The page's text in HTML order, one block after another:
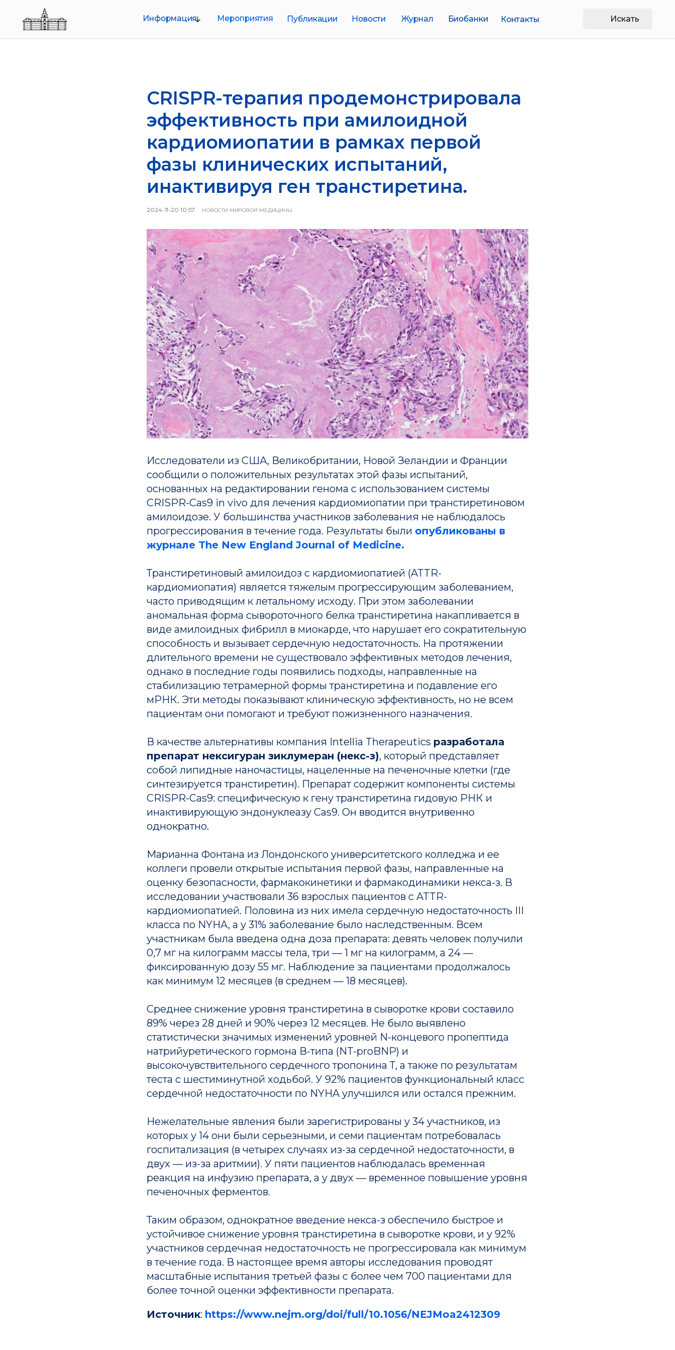
Информация Мероприятия Публикации Новости Журнал Контакты
Биобанки
CRISPR-терапия продемонстрировала
эффективность при амилоидной
кардиомиопатии в рамках первой
фазы клинических испытаний,
инактивируя ген транстиретина.
2024-11-20 10:57 НОВОСТИ МИРОВОЙ МЕДИЦИНЫ
Исследователи из США, Великобритании, Новой Зеландии и Франции
сообщили о положительных результатах этой фазы испытаний,
основанных на редактировании генома с использованием системы
CRISPR-Cas9 in vivo для лечения кардиомиопатии при транстиретиновом
амилоидозе. У большинства участников заболевания не наблюдалось
прогрессирования в течение года. Результаты были опубликованы в
журнале The New England Journal of Medicine.
Транстиретиновый амилоидоз с кардиомиопатией (ATTR-
кардиомиопатия) является тяжелым прогрессирующим заболеванием,
часто приводящим к летальному исходу. При этом заболевании
аномальная форма сывороточного белка транстиретина накапливается в
виде амилоидных фибрилл в миокарде, что нарушает его сократительную
способность и вызывает сердечную недостаточность. На протяжении
длительного времени не существовало эффективных методов лечения,
однако в последние годы появились подходы, направленные на
стабилизацию тетрамерной формы транстиретина и подавление его
мРНК. Эти методы показывают клиническую эффективность, но не всем
пациентам они помогают и требуют пожизненного назначения.
В качестве альтернативы компания Intellia Therapeutics разработала
препарат нексигуран зиклумеран (некс-з), который представляет
собой липидные наночастицы, нацеленные на печеночные клетки (где
синтезируется транстиретин). Препарат содержит компоненты системы
CRISPR-Cas9: специфическую к гену транстиретина гидовую РНК и
инактивирующую эндонуклеазу Cas9. Он вводится внутривенно
однократно.
Марианна Фонтана из Лондонского университетского колледжа и ее
коллеги провели открытые испытания первой фазы, направленные на
оценку безопасности, фармакокинетики и фармакодинамики некса-з. В
исследовании участвовали 36 взрослых пациентов с ATTR-
кардиомиопатией. Половина из них имела сердечную недостаточность III
класса по NYHA, а у 31% заболевание было наследственным. Всем
участникам была введена одна доза препарата: девять человек получили
0,7 мг на килограмм массы тела, три — 1 мг на килограмм, а 24 —
фиксированную дозу 55 мг. Наблюдение за пациентами продолжалось
как минимум 12 месяцев (в среднем — 18 месяцев).
Среднее снижение уровня транстиретина в сыворотке крови составило
89% через 28 дней и 90% через 12 месяцев. Не было выявлено
статистически значимых изменений уровней N-концевого пропептида
натрийуретического гормона В-типа (NT-proBNP) и
высокочувствительного сердечного тропонина Т, а также по результатам
теста с шестиминутной ходьбой. У 92% пациентов функциональный класс
сердечной недостаточности по NYHA улучшился или остался прежним.
Нежелательные явления были зарегистрированы у 34 участников, из
которых у 14 они были серьезными, и семи пациентам потребовалась
госпитализация (в четырех случаях из-за сердечной недостаточности, в
двух — из-за аритмии). У пяти пациентов наблюдалась временная
реакция на инфузию препарата, а у двух — временное повышение уровня
печеночных ферментов.
Таким образом, однократное введение некса-з обеспечило быстрое и
устойчивое снижение уровня транстиретина в сыворотке крови, и у 92%
участников сердечная недостаточность не прогрессировала как минимум
в течение года. В настоящее время авторы исследования проводят
масштабные испытания третьей фазы с более чем 700 пациентами для
более точной оценки эффективности препарата.
Источник: https://www.nejm.org/doi/full/10.1056/NEJMoa2412309
Публикации
Новости
Журнал Архив мероприятий
Руководство
Информация
Документы
Деятельность
Совет Российской академии наук
по персонализированной медицине